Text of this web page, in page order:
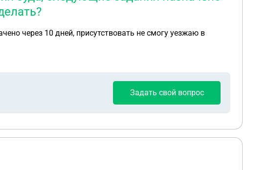
через 10 дней, присутствовать не смогу уезжаю в
Задать свой вопрос